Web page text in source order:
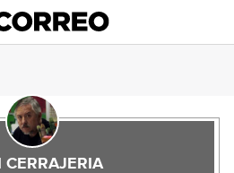
CERRAJERIA